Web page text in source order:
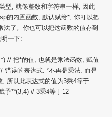
型, 就像整数和字符串一样, 因此
的内置函数, 默认赋给*, 你可以把
了。你也可以把这函数的值存到
一下:
// 把*的值, 也就是乘法函数, 赋值
错误的表达式, *不再是乘法, 而是
所以此表达式的值为3乘4等于
予**(3,4) // 3乘4等于12